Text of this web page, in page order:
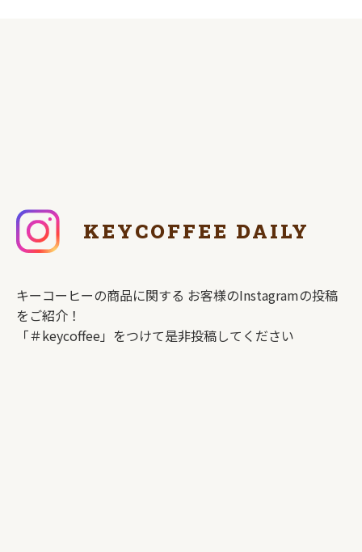
KEYCOFFEE DAILY
キーコーヒーの商品に関する お客様のInstagramの投稿
をご紹介！
「＃keycoffee」をつけて是非投稿してください